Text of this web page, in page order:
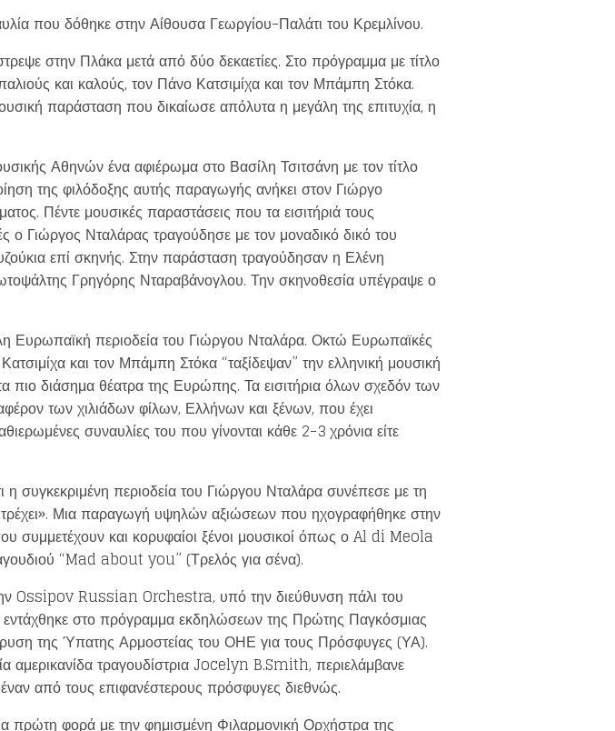
που δόθηκε στην Αίθουσα Γεωργίου-Παλάτι του Κρεμλίνου.
στην Πλάκα μετά από δύο δεκαετίες. Στο πρόγραμμα με τίτλο
και καλούς, τον Πάνο Κατσιμίχα και τον Μπάμπη Στόκα.
παράσταση που δικαίωσε απόλυτα η μεγάλη της επιτυχία, η
Αθηνών ένα αφιέρωμα στο Βασίλη Τσιτσάνη με τον τίτλο
της φιλόδοξης αυτής παραγωγής ανήκει στον Γιώργο
Πέντε μουσικές παραστάσεις που τα εισιτήριά τους
ο Γιώργος Νταλάρας τραγούδησε με τον μοναδικό δικό του
επί σκηνής. Στην παράσταση τραγούδησαν η Ελένη
Γρηγόρης Νταραβάνογλου. Την σκηνοθεσία υπέγραψε ο
Ευρωπαϊκή περιοδεία του Γιώργου Νταλάρα. Οκτώ Ευρωπαϊκές
και τον Μπάμπη Στόκα “ταξίδεψαν” την ελληνική μουσική
πιο διάσημα θέατρα της Ευρώπης. Τα εισιτήρια όλων σχεδόν των
των χιλιάδων φίλων, Ελλήνων και ξένων, που έχει
συναυλίες του που γίνονται κάθε 2-3 χρόνια είτε
η συγκεκριμένη περιοδεία του Γιώργου Νταλάρα συνέπεσε με τη
Μια παραγωγή υψηλών αξιώσεων που ηχογραφήθηκε στην
και κορυφαίοι ξένοι μουσικοί όπως ο Al di Meola
“Mad about you” (Τρελός για σένα).
Ossipov Russian Orchestra, υπό την διεύθυνση πάλι του
εντάχθηκε στο πρόγραμμα εκδηλώσεων της Πρώτης Παγκόσμιας
της Ύπατης Αρμοστείας του ΟΗΕ για τους Πρόσφυγες (ΥΑ).
αμερικανίδα τραγουδίστρια Jocelyn B.Smith, περιελάμβανε
από τους επιφανέστερους πρόσφυγες διεθνώς.
πρώτη φορά με την φημισμένη Φιλαρμονική Ορχήστρα της